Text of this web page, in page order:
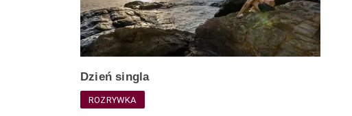
Dzień singla
ROZRYWKA